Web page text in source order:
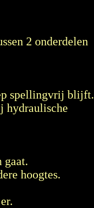
2 onderdelen
spellingvrij blijft.
hydraulische
gaat.
hoogtes.